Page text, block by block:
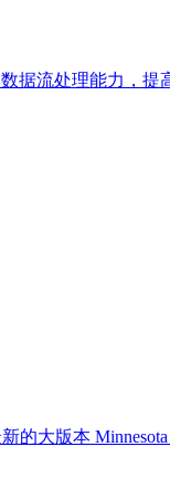
据流处理能力，提
的大版本 Minnesota